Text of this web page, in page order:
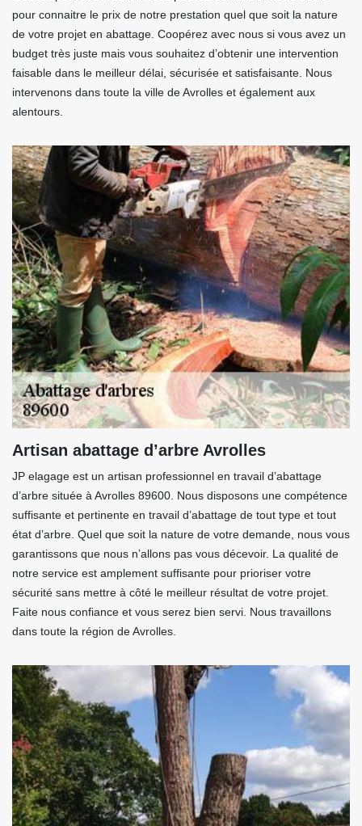
pour connaitre le prix de notre prestation quel que soit la nature
de votre projet en abattage. Coopérez avec nous si vous avez un
budget très juste mais vous souhaitez d’obtenir une intervention
faisable dans le meilleur délai, sécurisée et satisfaisante. Nous
intervenons dans toute la ville de Avrolles et également aux
alentours.
Artisan abattage d’arbre Avrolles
JP elagage est un artisan professionnel en travail d’abattage
d’arbre située à Avrolles 89600. Nous disposons une compétence
suffisante et pertinente en travail d’abattage de tout type et tout
état d’arbre. Quel que soit la nature de votre demande, nous vous
garantissons que nous n’allons pas vous décevoir. La qualité de
notre service est amplement suffisante pour prioriser votre
sécurité sans mettre à côté le meilleur résultat de votre projet.
Faite nous confiance et vous serez bien servi. Nous travaillons
dans toute la région de Avrolles.